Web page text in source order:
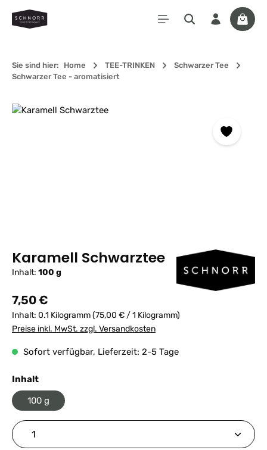
Zum Hauptinhalt springen
Sie sind hier: Home TEE-TRINKEN
Schwarzer Tee
Schwarzer Tee - aromatisiert
Bildergalerie überspringen
Karamell Schwarztee
Inhalt: 100 g
Regulärer Preis:
7,50 €
Inhalt: 0.1 Kilogramm(75,00 € / 1 Kilogramm)
Preise inkl. MwSt. zzgl. Versandkosten
Sofort verfügbar, Lieferzeit: 2-5 Tage
Inhaltauswählen
100 g
Produkt Anzahl: Gib den gewünschten Wert ein